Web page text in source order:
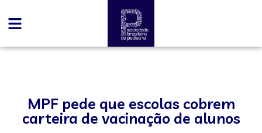
MPF pede que escolas cobrem
carteira de vacinação de alunos